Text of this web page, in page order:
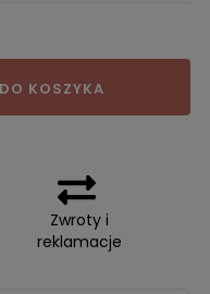
KOSZYKA
Zwroty i
reklamacje